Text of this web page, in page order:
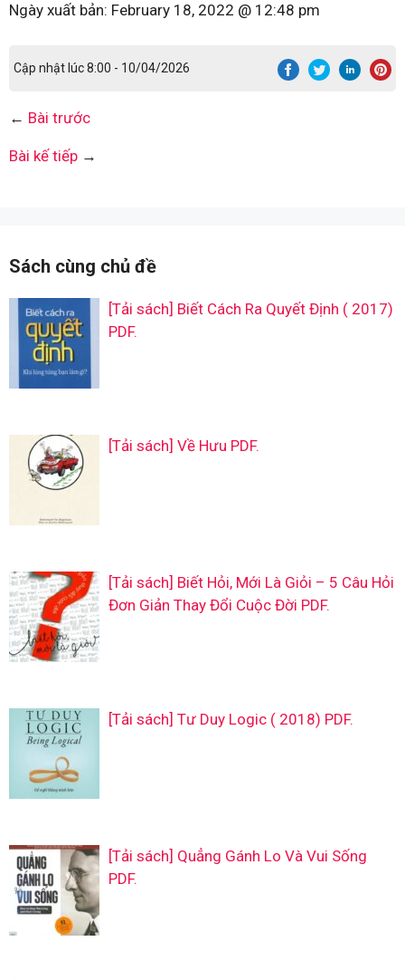
Ngày xuất bản: February 18, 2022 @ 12:48 pm
Cập nhật lúc 8:00 - 10/04/2026
← Bài trước
Bài kế tiếp →
Sách cùng chủ đề
[Tải sách] Biết Cách Ra Quyết Định ( 2017)
PDF.
[Tải sách] Về Hưu PDF.
[Tải sách] Biết Hỏi, Mới Là Giỏi – 5 Câu Hỏi
Đơn Giản Thay Đổi Cuộc Đời PDF.
[Tải sách] Tư Duy Logic ( 2018) PDF.
[Tải sách] Quẳng Gánh Lo Và Vui Sống
PDF.